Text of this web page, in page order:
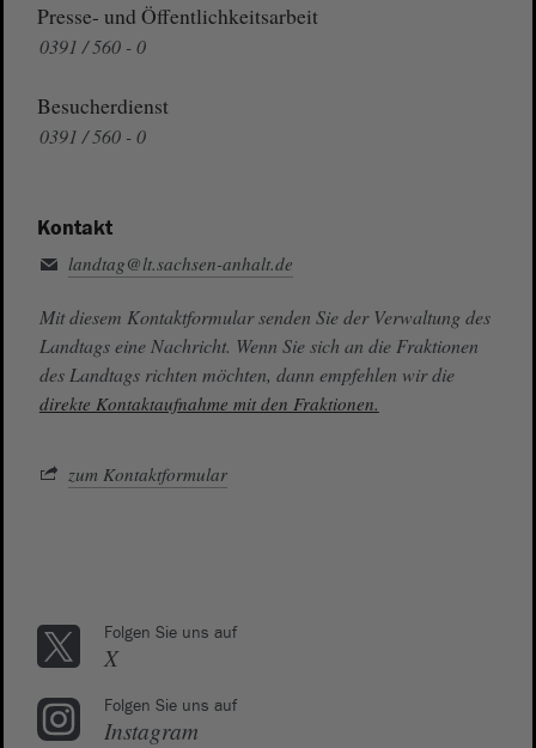
Presse- und Öffentlichkeitsarbeit
0391 / 560 - 0
Besucherdienst
0391 / 560 - 0
Kontakt
landtag@lt.sachsen-anhalt.de
Mit diesem Kontaktformular senden Sie der Verwaltung des
Landtags eine Nachricht. Wenn Sie sich an die Fraktionen
des Landtags richten möchten, dann empfehlen wir die
direkte Kontaktaufnahme mit den Fraktionen.
zum Kontaktformular
Folgen Sie uns auf
X
Folgen Sie uns auf
Instagram